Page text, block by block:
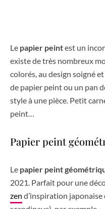
Le papier peintest un
existe de très nombreux
colorés, au design soigné
de papier peint ou un pan
style à une pièce. Petit
peint…
Papier peint
Le papier peint
2021. Parfait pour une
zen d’inspiration